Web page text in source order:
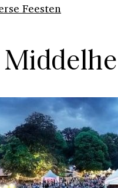
Feesten